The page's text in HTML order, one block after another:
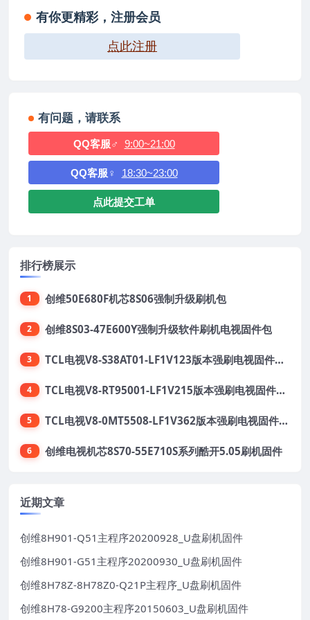
有你更精彩，注册会员
点此注册
有问题，请联系
QQ客服♂ 9:00~21:00
QQ客服♀ 18:30~23:00
点此提交工单
排行榜展示
1 创维50E680F机芯8S06强制升级刷机包
2 创维8S03-47E600Y强制升级软件刷机电视固件包
3 TCL电视V8-S38AT01-LF1V123版本强刷电视固件包下载
4 TCL电视V8-RT95001-LF1V215版本强刷电视固件包下载
5 TCL电视V8-0MT5508-LF1V362版本强刷电视固件包下载
6 创维电视机芯8S70-55E710S系列酷开5.05刷机固件
近期文章
创维8H901-Q51主程序20200928_U盘刷机固件
创维8H901-G51主程序20200930_U盘刷机固件
创维8H78Z-8H78Z0-Q21P主程序_U盘刷机固件
创维8H78-G9200主程序20150603_U盘刷机固件